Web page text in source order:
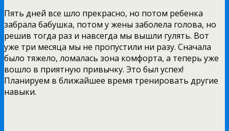
Пять дней все шло прекрасно, но потом ребенка
забрала бабушка, потом у жены заболела голова, но
решив тогда раз и навсегда мы вышли гулять. Вот
уже три месяца мы не пропустили ни разу. Сначала
было тяжело, ломалась зона комфорта, а теперь уже
вошло в приятную привычку. Это был успех!
Планируем в ближайшее время тренировать другие
навыки.